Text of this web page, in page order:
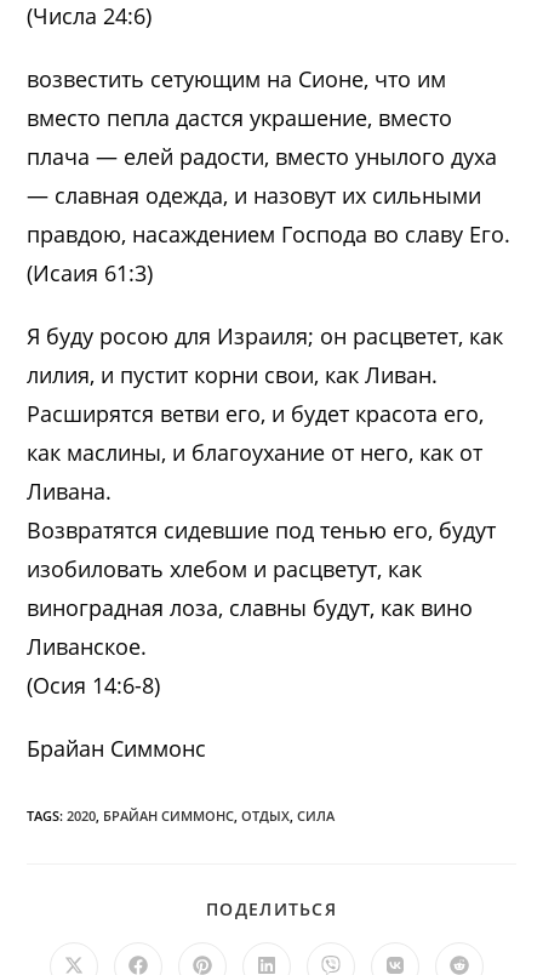
(Числа 24:6)
возвестить сетующим на Сионе, что им
вместо пепла дастся украшение, вместо
плача — елей радости, вместо унылого духа
— славная одежда, и назовут их сильными
правдою, насаждением Господа во славу Его.
(Исаия 61:3)
Я буду росою для Израиля; он расцветет, как
лилия, и пустит корни свои, как Ливан.
Расширятся ветви его, и будет красота его,
как маслины, и благоухание от него, как от
Ливана.
Возвратятся сидевшие под тенью его, будут
изобиловать хлебом и расцветут, как
виноградная лоза, славны будут, как вино
Ливанское.
(Осия 14:6-8)
Брайан Симмонс
TAGS:2020, БРАЙАН СИММОНС, ОТДЫХ, СИЛА
ПОДЕЛИТЬСЯ